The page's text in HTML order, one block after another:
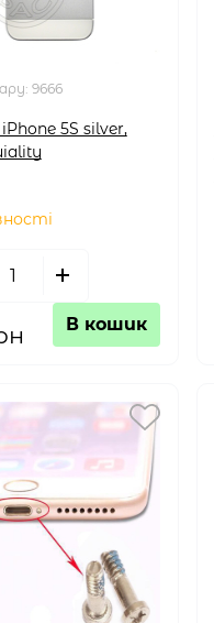
9666
5S silver,
В кошик